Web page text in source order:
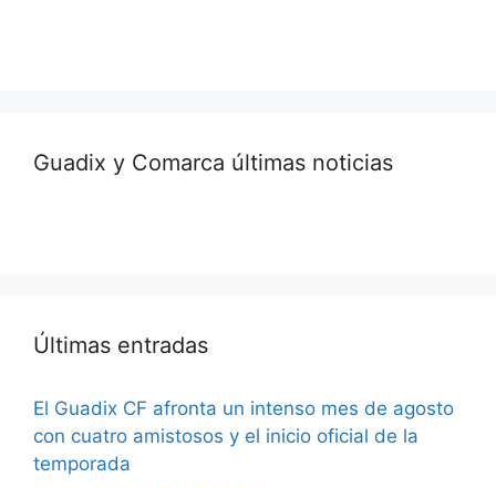
Guadix y Comarca últimas noticias
Últimas entradas
El Guadix CF afronta un intenso mes de agosto
con cuatro amistosos y el inicio oficial de la
temporada